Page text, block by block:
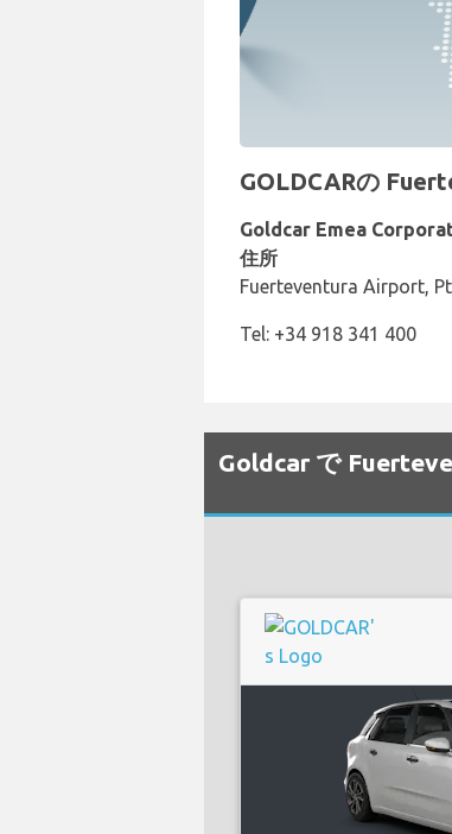
GOLDCARの
Goldcar Emea
住所
Fuerteventura Airport,
Tel: +34 918 341 400
Goldcar で